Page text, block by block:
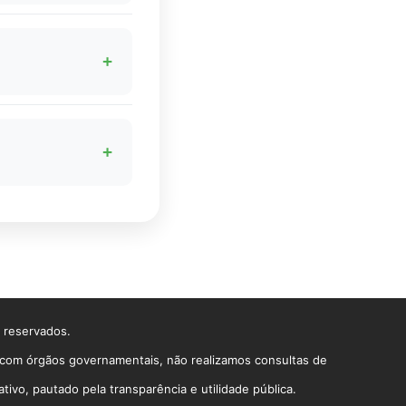
+
+
órgãos governamentais, não realizamos consultas de
pautado pela transparência e utilidade pública.